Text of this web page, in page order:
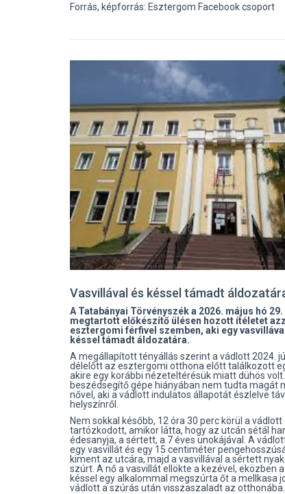
Forrás, képforrás: Esztergom Facebook csoport
Vasvillával és késsel támadt
A Tatabányai Törvényszék a 2026. május hó 29.
megtartott előkészítő ülésen hozott ítéletet
esztergomi férfivel szemben, aki egy
késsel támadt áldozatára.
A megállapított tényállás szerint a vádlott 2024.
délelőtt az esztergomi otthona előtt találkozott
akire egy korábbi nézeteltérésük miatt dühös
beszédsegítő gépe hiányában nem tudta magát
nővel, aki a vádlott indulatos állapotát észlelve
helyszínről.
Nem sokkal később, 12 óra 30 perc körül a
tartózkodott, amikor látta, hogy az utcán sétál
édesanyja, a sértett, a 7 éves unokájával. A
egy vasvillát és egy 15 centiméter
kiment az utcára, majd a vasvillával a sértett
szúrt. A nő a vasvillát ellökte a kezével, eközben
késsel egy alkalommal megszúrta őt a mellkasa
vádlott a szúrás után visszaszaladt az otthonába.